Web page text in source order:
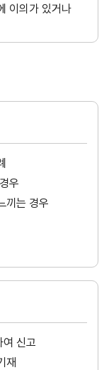
이의가 있거나
우
끼는 경우
신고
재